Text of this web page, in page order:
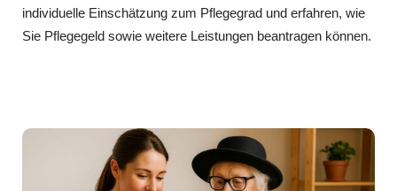
individuelle Einschätzung zum Pflegegrad und erfahren, wie
Sie Pflegegeld sowie weitere Leistungen beantragen können.